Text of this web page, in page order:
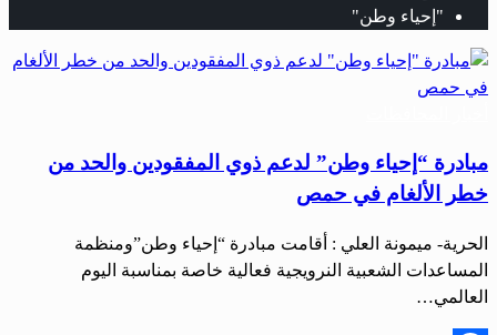
"إحياء وطن"
مبادرة “إحياء وطن” لدعم ذوي المفقودين والحد من
خطر الألغام في حمص
الحرية- ميمونة العلي : أقامت مبادرة “إحياء وطن”ومنظمة
المساعدات الشعبية النرويجية فعالية خاصة بمناسبة اليوم
العالمي…